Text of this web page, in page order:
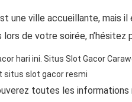
une ville accueillante, mais
lors de votre soirée, n’hésitez
hari ini. Situs Slot Gacor
situs slot gacor resmi
toutes les